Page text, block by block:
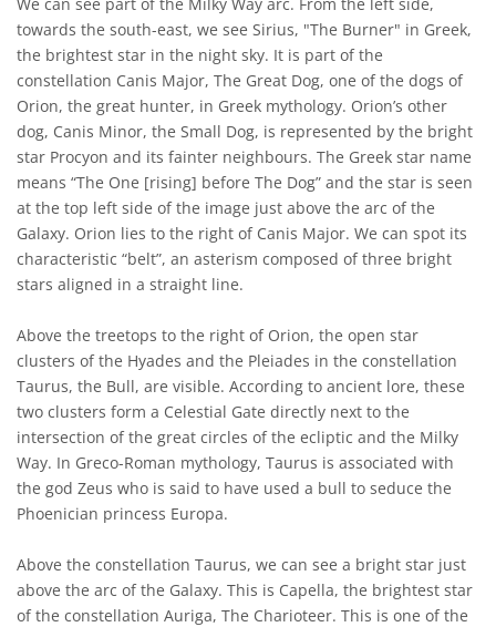
towards the south-east, we see Sirius, "The Burner" in Greek,
the brightest star in the night sky. It is part of the
constellation Canis Major, The Great Dog, one of the dogs of
Orion, the great hunter, in Greek mythology. Orion’s other
dog, Canis Minor, the Small Dog, is represented by the bright
star Procyon and its fainter neighbours. The Greek star name
means “The One [rising] before The Dog” and the star is seen
at the top left side of the image just above the arc of the
Galaxy. Orion lies to the right of Canis Major. We can spot its
characteristic “belt”, an asterism composed of three bright
stars aligned in a straight line.
Above the treetops to the right of Orion, the open star
clusters of the Hyades and the Pleiades in the constellation
Taurus, the Bull, are visible. According to ancient lore, these
two clusters form a Celestial Gate directly next to the
intersection of the great circles of the ecliptic and the Milky
Way. In Greco-Roman mythology, Taurus is associated with
the god Zeus who is said to have used a bull to seduce the
Phoenician princess Europa.
Above the constellation Taurus, we can see a bright star just
above the arc of the Galaxy. This is Capella, the brightest star
of the constellation Auriga, The Charioteer. This is one of the